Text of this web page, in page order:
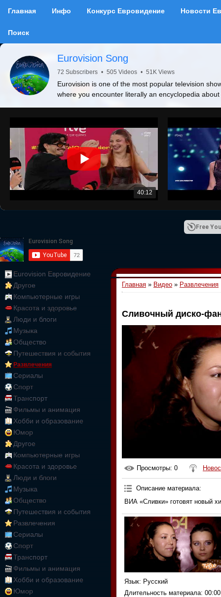
Главная Инфо Конкурс Евровидение Новости
Поиск
Eurovision Song
72 Subscribers • 505 Videos • 51K Views
Eurovision is one of the most popular television
where you encounter literally an encyclopedia
40:12
Free
Eurovision Евровидение
Другое
Компьютерные игры
Красота и здоровье
Люди и блоги
Музыка
Общество
Путешествия и события
Развлечения
Сериалы
Спорт
Транспорт
Фильмы и анимация
Хобби и образование
Юмор
Другое
Компьютерные игры
Красота и здоровье
Люди и блоги
Музыка
Общество
Путешествия и события
Развлечения
Сериалы
Спорт
Транспорт
Фильмы и анимация
Хобби и образование
Юмор
Главная » Видео » Развлечения
Сливочный диско-
Просмотры: 0
Описание материала:
ВИА «Сливки» готовят новый
Язык: Русский
Длительность материала: